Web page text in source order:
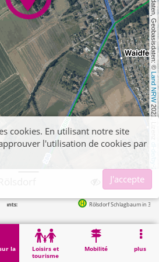
, Kartendaten, Geobasisdaten: ©
Land NRW
2021, Lizenz
dl-de/by-2-0
la
Loisirs et
tourisme
Mobilité plus
Rölsdorf Schlagbaum in 338m
Düren, Friedhof Rölsdorf
cookies. En utilisant notre site
l'utilisation de cookies par
J'accepte